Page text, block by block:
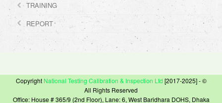
TRAINING
REPORT
Copyright National Testing Calibration & Inspection Ltd [2017-2025] - ©
All Rights Reserved
Office: House # 365/9 (2nd Floor), Lane: 6, West Baridhara DOHS, Dhaka